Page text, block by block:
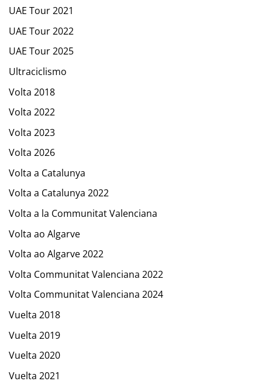
UAE Tour 2021
UAE Tour 2022
UAE Tour 2025
Ultraciclismo
Volta 2018
Volta 2022
Volta 2023
Volta 2026
Volta a Catalunya
Volta a Catalunya 2022
Volta a la Communitat Valenciana
Volta ao Algarve
Volta ao Algarve 2022
Volta Communitat Valenciana 2022
Volta Communitat Valenciana 2024
Vuelta 2018
Vuelta 2019
Vuelta 2020
Vuelta 2021